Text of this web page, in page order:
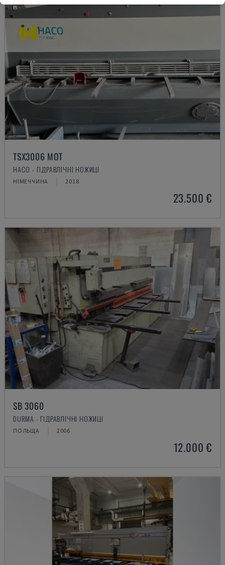
TSX3006 MOT
HACO - ГІДРАВЛІЧНІ НОЖИЦІ
НІМЕЧЧИНА 2018
23.500 €
SB 3060
DURMA - ГІДРАВЛІЧНІ НОЖИЦІ
ПОЛЬЩА 2006
12.000 €